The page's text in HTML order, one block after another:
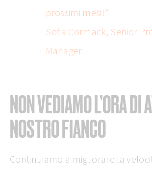
prossimi mesi!”
Sofia Cormack, Senior
Manager
NON VEDIAMO L’ORA DI
NOSTRO FIANCO
Continuiamo a migliorare la